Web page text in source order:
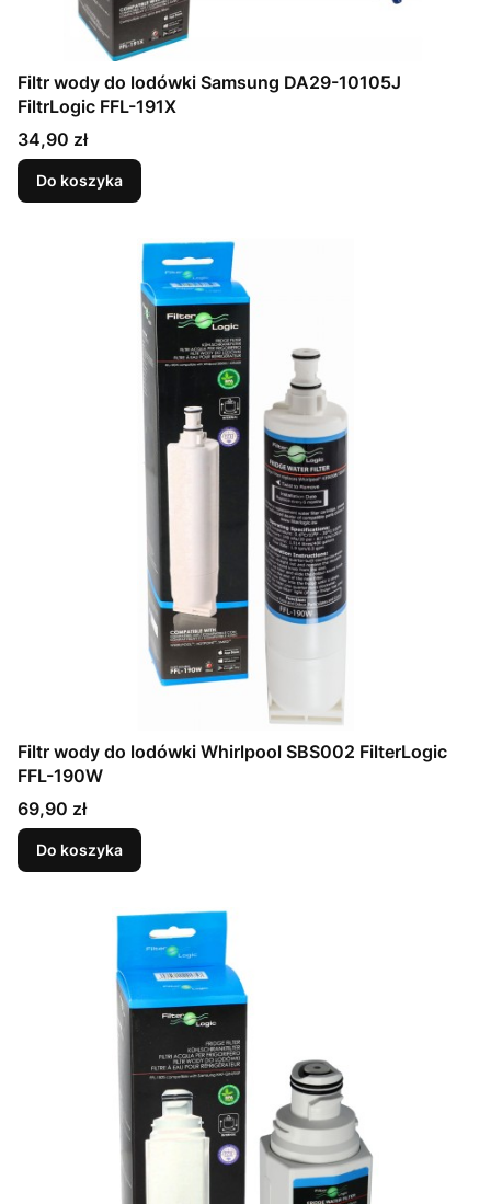
Filtr wody do lodówki Samsung DA29-10105J
FiltrLogic FFL-191X
Cena
34,90 zł
Do koszyka
Filtr wody do lodówki Whirlpool SBS002 FilterLogic
FFL-190W
Cena
69,90 zł
Do koszyka